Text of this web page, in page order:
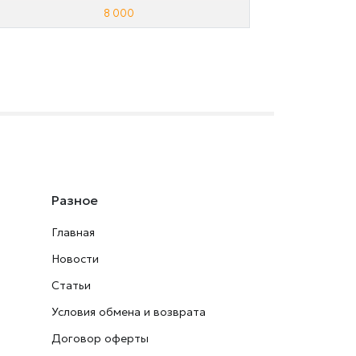
8 000
Разное
Главная
Новости
Статьи
Условия обмена и возврата
Договор оферты